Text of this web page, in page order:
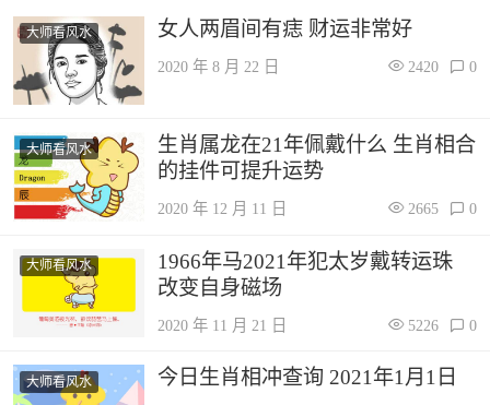
大师看风水 女人两眉间有痣 财运非常好
2020 年 8 月 22 日 2420 0
大师看风水
生肖属龙在21年佩戴什么 生肖相合
的挂件可提升运势
2020 年 12 月 11 日 2665 0
大师看风水
1966年马2021年犯太岁戴转运珠
改变自身磁场
2020 年 11 月 21 日 5226 0
大师看风水 今日生肖相冲查询 2021年1月1日